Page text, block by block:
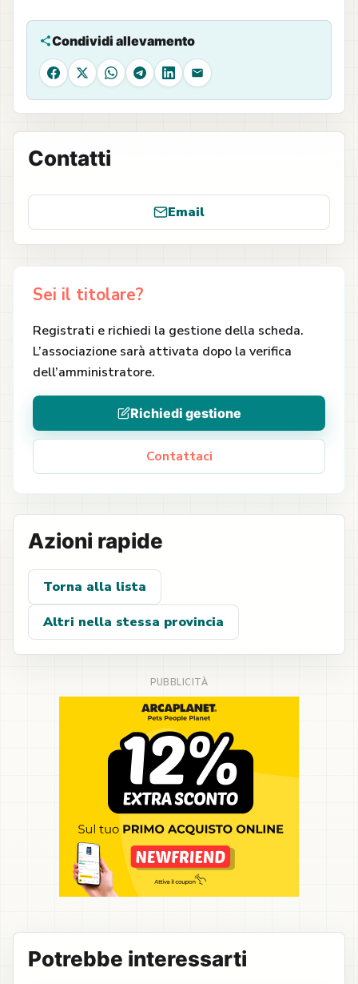
Condividi allevamento
Facebook
X WhatsAppTelegram
LinkedIn
Email
Contatti
Email
Sei il titolare?
Registrati e richiedi la gestione della scheda.
L’associazione sarà attivata dopo la verifica
dell’amministratore.
Richiedi gestione
Contattaci
Azioni rapide
Torna alla lista
Altri nella stessa provincia
Potrebbe interessarti